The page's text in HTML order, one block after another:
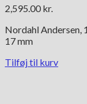
2,595.00 kr.
Nordahl
17 mm
Tilføj til kurv